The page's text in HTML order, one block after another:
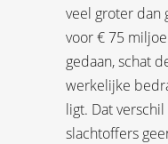
veel groter dan
voor € 75
gedaan, schat
werkelijke
ligt. Dat
slachtoffers